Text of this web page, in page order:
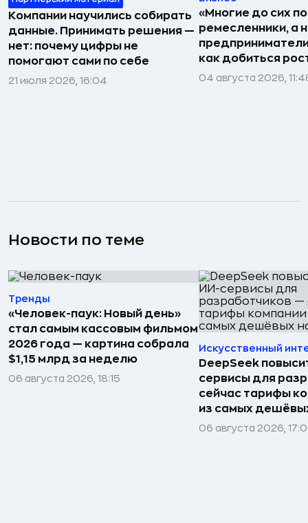
Компании научились собирать
данные. Принимать решения —
нет: почему цифры не
помогают сами по себе
21 июля 2026, 16:04
«Многие до сих
ремесленники, а
как добиться
04 августа 2026,
Новости по теме
Тренды
«Человек-паук: Новый день»
стал самым кассовым фильмом
2026 года — картина собрала
$1,15 млрд за неделю
06 августа 2026, 18:15
Искусственный
DeepSeek
сервисы для
сейчас тарифы
из самых
06 августа 2026,